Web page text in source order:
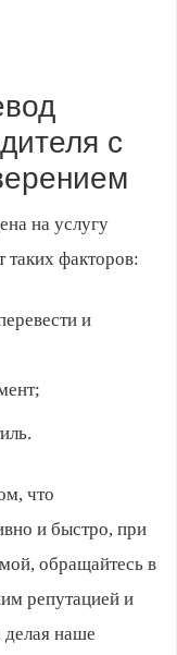
с
на услугу
таких факторов:
и
что
и быстро, при
обращайтесь в
репутацией и
делая наше